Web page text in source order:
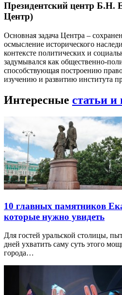
Президентский центр Б.Н.
Центр)
Основная задача Центра –
осмысление исторического
контексте политических и
задумывался как общественно-
способствующая построению
изучению и развитию института
Интересные статьи и
10 главных памятников
которые нужно увидеть
Для гостей уральской столицы,
дней ухватить саму суть этого
города…